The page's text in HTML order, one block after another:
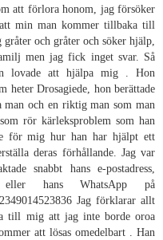
att förlora honom, jag försöker
min man kommer tillbaka till
och gråter och söker hjälp,
men jag fick inget svar. Så
lovade att hjälpa mig . Hon
heter Drosagiede, hon berättade
och en riktig man som man
rör kärleksproblem som han
för mig hur han har hjälpt ett
deras förhållande. Jag var
snabbt hans e-postadress,
eller hans WhatsApp på
Jag förklarar allt
till mig att jag inte borde oroa
att lösas omedelbart . Han